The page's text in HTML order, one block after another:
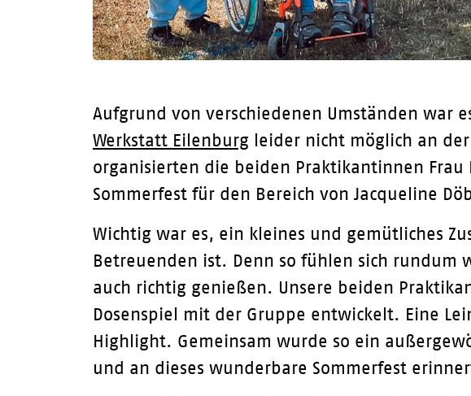
Aufgrund von verschiedenen Umständen war
Werkstatt Eilenburg leider nicht möglich an
organisierten die beiden Praktikantinnen
Sommerfest für den Bereich von Jacqueline
Wichtig war es, ein kleines und gemütliches
Betreuenden ist. Denn so fühlen sich rundum
auch richtig genießen. Unsere beiden
Dosenspiel mit der Gruppe entwickelt. Eine
Highlight. Gemeinsam wurde so ein
und an dieses wunderbare Sommerfest